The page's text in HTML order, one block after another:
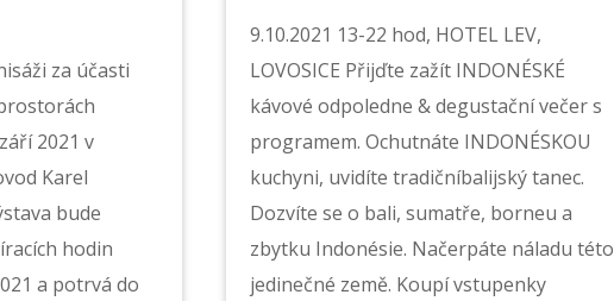
za účasti
2021 v
Karel
bude
hodin
a potrvá do
9.10.2021 13-22 hod, HOTEL LEV,
LOVOSICE Přijďte zažít INDONÉSKÉ
kávové odpoledne & degustační večer s
programem. Ochutnáte INDONÉSKOU
kuchyni, uvidíte tradičníbalijský tanec.
Dozvíte se o bali, sumatře, borneu a
zbytku Indonésie. Načerpáte náladu této
jedinečné země. Koupí vstupenky